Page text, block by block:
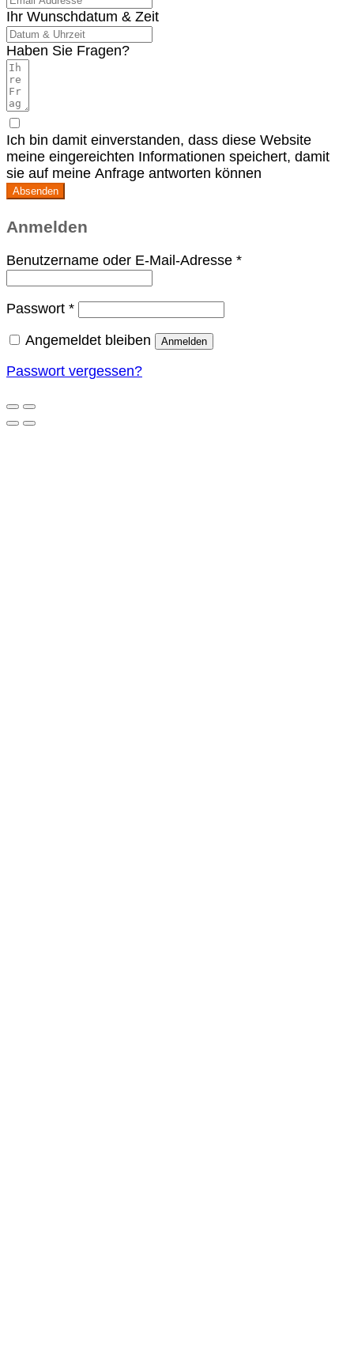
Ihr Wunschdatum & Zeit
Haben Sie Fragen?
Ich bin damit einverstanden, dass diese Website
meine eingereichten Informationen speichert, damit
sie auf meine Anfrage antworten können
Absenden
Anmelden
Benutzername oder E-Mail-Adresse *Erforderlich
Passwort *Erforderlich
Angemeldet bleiben Anmelden
Passwort vergessen?